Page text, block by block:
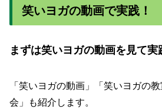
笑いヨガの動画で実践！
まずは笑いヨガの動画を見て実
「笑いヨガの動画」「笑いヨガの
会」も紹介します。